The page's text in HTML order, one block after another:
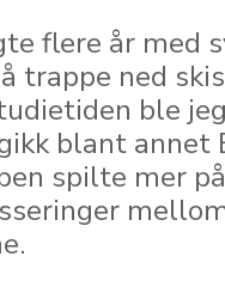
flere år med
trappe ned
ble
blant annet
spilte mer